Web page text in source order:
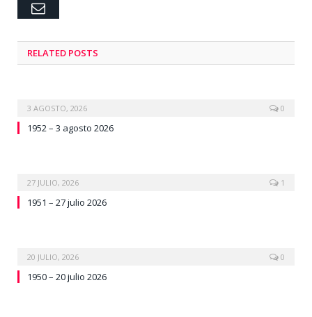
Email
RELATED POSTS
3 AGOSTO, 2026 0
1952 – 3 agosto 2026
27 JULIO, 2026 1
1951 – 27 julio 2026
20 JULIO, 2026 0
1950 – 20 julio 2026